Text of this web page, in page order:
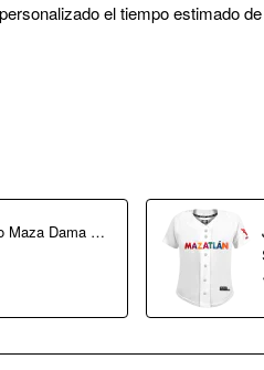
el tiempo estimado
Jersey Delfino Maza Dama 2026